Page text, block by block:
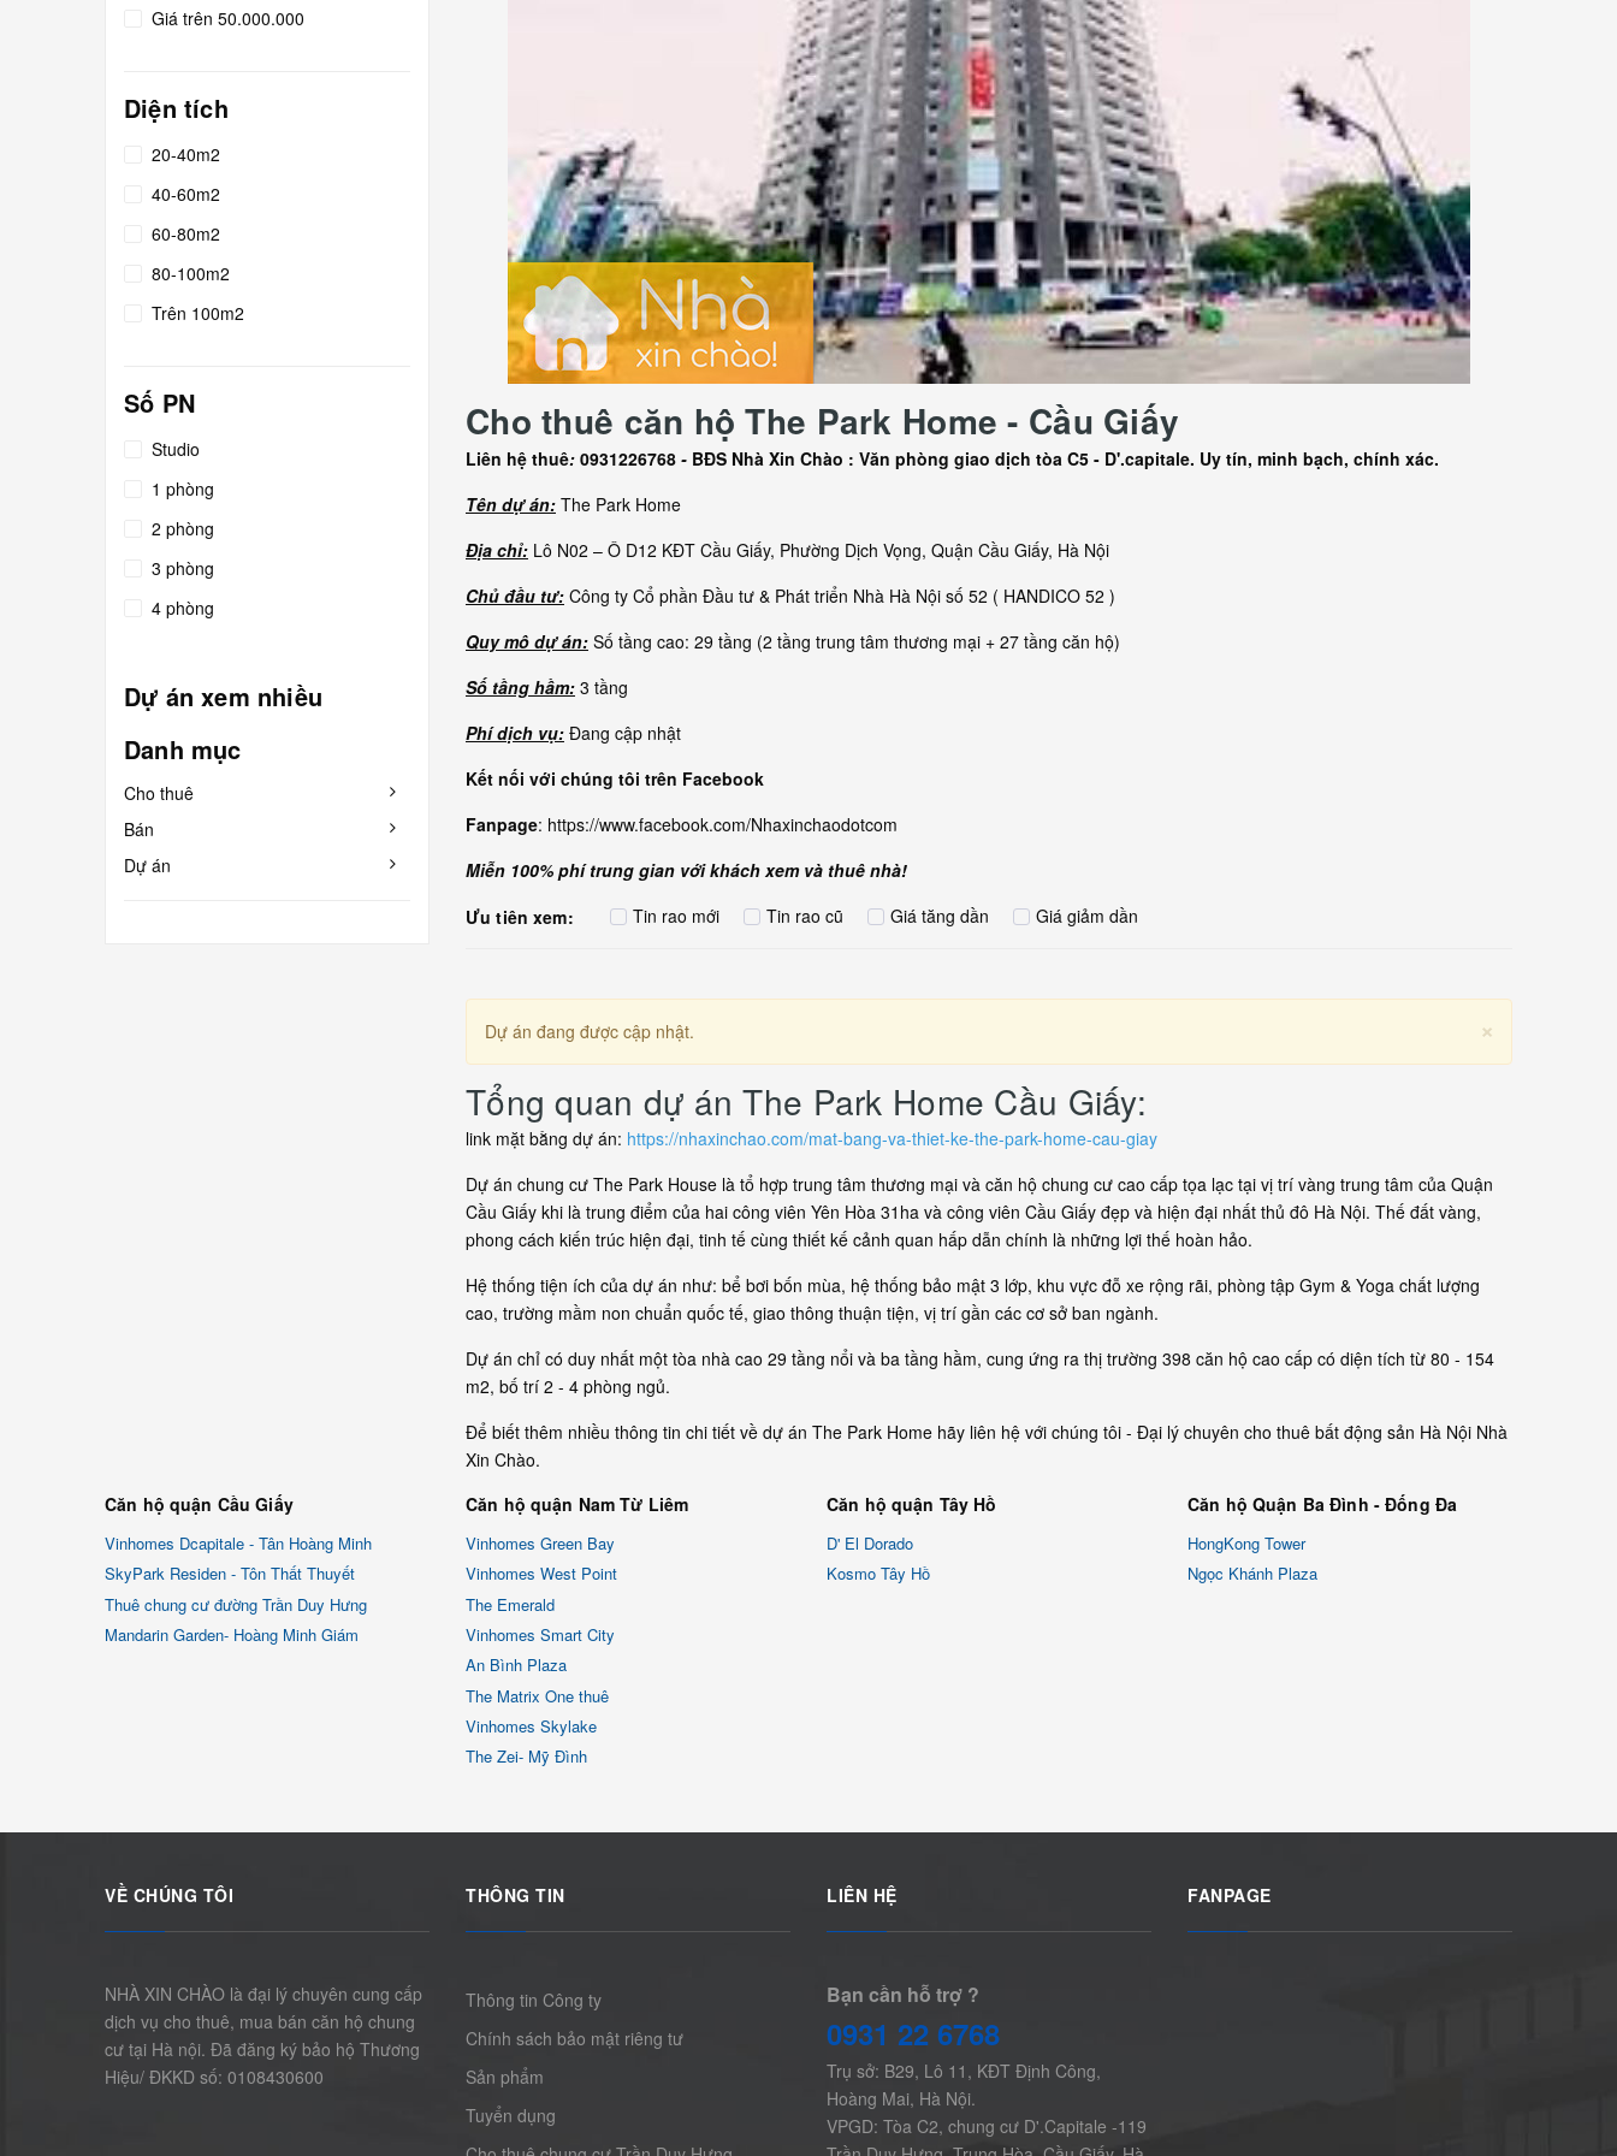
Giá trên 50.000.000
Diện tích
20-40m2
40-60m2
60-80m2
80-100m2
Trên 100m2
Số PN
Studio
1 phòng
2 phòng
3 phòng
4 phòng
Dự án xem nhiều
Danh mục
Cho thuê
Bán
Dự án
Cho thuê căn hộ The Park Home - Cầu Giấy
Liên hệ thuê: 0931226768 - BĐS Nhà Xin Chào : Văn phòng giao dịch tòa C5 - D'.capitale. Uy tín, minh bạch, chính xác.
Tên dự án: The Park Home
Địa chỉ: Lô N02 – Ô D12 KĐT Cầu Giấy, Phường Dịch Vọng, Quận Cầu Giấy, Hà Nội
Chủ đầu tư: Công ty Cổ phần Đầu tư & Phát triển Nhà Hà Nội số 52 ( HANDICO 52 )
Quy mô dự án: Số tầng cao: 29 tầng (2 tầng trung tâm thương mại + 27 tầng căn hộ)
Số tầng hầm: 3 tầng
Phí dịch vụ: Đang cập nhật
Kết nối với chúng tôi trên Facebook
Fanpage: https://www.facebook.com/Nhaxinchaodotcom
Miễn 100% phí trung gian với khách xem và thuê nhà!
Ưu tiên xem:
Tin rao mới Tin rao cũ Giá tăng dần Giá giảm dần
×
Dự án đang được cập nhật.
Tổng quan dự án The Park Home Cầu Giấy:
link mặt bằng dự án: https://nhaxinchao.com/mat-bang-va-thiet-ke-the-park-home-cau-giay
Dự án chung cư The Park House là tổ hợp trung tâm thương mại và căn hộ chung cư cao cấp tọa lạc tại vị trí vàng trung tâm của Quận
Cầu Giấy khi là trung điểm của hai công viên Yên Hòa 31ha và công viên Cầu Giấy đẹp và hiện đại nhất thủ đô Hà Nội. Thế đất vàng,
phong cách kiến trúc hiện đại, tinh tế cùng thiết kế cảnh quan hấp dẫn chính là những lợi thế hoàn hảo.
Hệ thống tiện ích của dự án như: bể bơi bốn mùa, hệ thống bảo mật 3 lớp, khu vực đỗ xe rộng rãi, phòng tập Gym & Yoga chất lượng
cao, trường mầm non chuẩn quốc tế, giao thông thuận tiện, vị trí gần các cơ sở ban ngành.
Dự án chỉ có duy nhất một tòa nhà cao 29 tầng nổi và ba tầng hầm, cung ứng ra thị trường 398 căn hộ cao cấp có diện tích từ 80 - 154
m2, bố trí 2 - 4 phòng ngủ.
Để biết thêm nhiều thông tin chi tiết về dự án The Park Home hãy liên hệ với chúng tôi - Đại lý chuyên cho thuê bất động sản Hà Nội Nhà
Xin Chào.
Căn hộ quận Cầu Giấy
Vinhomes Dcapitale - Tân Hoàng Minh
SkyPark Residen - Tôn Thất Thuyết
Thuê chung cư đường Trần Duy Hưng
Mandarin Garden- Hoàng Minh Giám
Căn hộ quận Nam Từ Liêm
Vinhomes Green Bay
Vinhomes West Point
The Emerald
Vinhomes Smart City
An Bình Plaza
The Matrix One thuê
Vinhomes Skylake
The Zei- Mỹ Đình
Căn hộ quận Tây Hồ
D' El Dorado
Kosmo Tây Hồ
Căn hộ Quận Ba Đình - Đống Đa
HongKong Tower
Ngọc Khánh Plaza
VỀ CHÚNG TÔI
NHÀ XIN CHÀO là đại lý chuyên cung cấp
dịch vụ cho thuê, mua bán căn hộ chung
cư tại Hà nội. Đã đăng ký bảo hộ Thương
Hiệu/ ĐKKD số: 0108430600
THÔNG TIN
Thông tin Công ty
Chính sách bảo mật riêng tư
Sản phẩm
Tuyển dụng
LIÊN HỆ
Bạn cần hỗ trợ ?
0931 22 6768
Trụ sở: B29, Lô 11, KĐT Định Công,
Hoàng Mai, Hà Nội.
VPGD: Tòa C2, chung cư D'.Capitale -119
FANPAGE